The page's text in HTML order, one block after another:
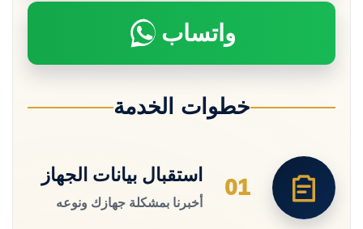
واتساب
خطوات الخدمة
01
استقبال بيانات الجهاز
أخبرنا بمشكلة جهازك ونوعه